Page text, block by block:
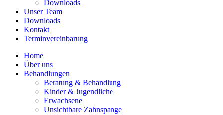
Downloads
Unser Team
Downloads
Kontakt
Terminvereinbarung
Home
Über uns
Behandlungen
Beratung & Behandlung
Kinder & Jugendliche
Erwachsene
Unsichtbare Zahnspange